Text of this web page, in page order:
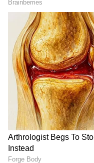
18 ದಿನದಲ್ಲಿ 8
ತರಾಟೆ
ಕರ್ನಾಟಕ, ಭಾರತ (
ಕ್ಷಣಕ್ಷಣದ ಕನ್ನಡ ಸುದ್ದಿ
ಅಪ್ಡೇಟ್‌ಗಳಿಗಾಗಿ
ಮಾಡಿ. ಬ್ರೇಕಿಂಗ್ ಸುದ್ದಿ
ವಿಶೇಷ ವರದಿಗಳು
kannada news
ಕ್ಲಿಕ್‌ನಲ್ಲಿ ಲಭ್ಯ.
ಆ್ಯಪ್ ಡೌನ್‌ಲೋಡ್
ಗಳನ್ನು ಪಡೆಯಿರಿ